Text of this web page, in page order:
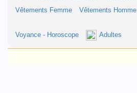
Vêtements Femme
Vêtements Homme
Voyance - Horoscope Adultes